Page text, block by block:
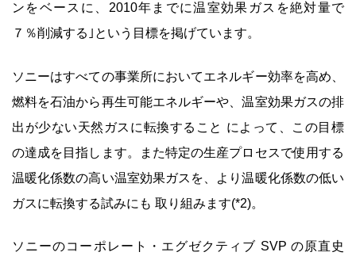
ンをベースに、2010年までに温室効果ガスを絶対量で
７％削減する｣という目標を掲げています。
ソニーはすべての事業所においてエネルギー効率を高め、
燃料を石油から再生可能エネルギーや、温室効果ガスの排
出が少ない天然ガスに転換すること によって、この目標
の達成を目指します。また特定の生産プロセスで使用する
温暖化係数の高い温室効果ガスを、より温暖化係数の低い
ガスに転換する試みにも 取り組みます(*2)。
ソニーのコーポレート・エグゼクティブ SVP の原直史